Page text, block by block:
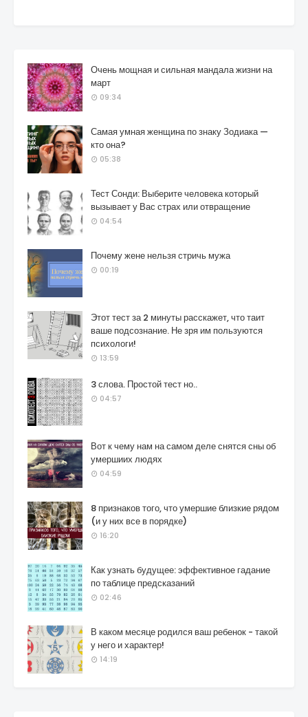
Очень мощная и сильная мандала жизни на
март
09:34
Самая умная женщина по знаку Зодиака —
кто она?
05:38
Тест Сонди: Выберите человека который
вызывает у Вас страх или отвращение
04:54
Почему жене нельзя стричь мужа
00:19
Этот тест за 2 минуты расскажет, что таит
ваше подсознание. Не зря им пользуются
психологи!
13:59
3 слова. Простой тест но..
04:57
Вот к чему нам на самом деле снятся сны об
умершиих людях
04:59
8 признаков того, что умершие близкие рядом
(и у них все в порядке)
16:20
Как узнать будущее: эффективное гадание
по таблице предсказаний
02:46
В каком месяце родился ваш ребенок - такой
у него и характер!
14:19